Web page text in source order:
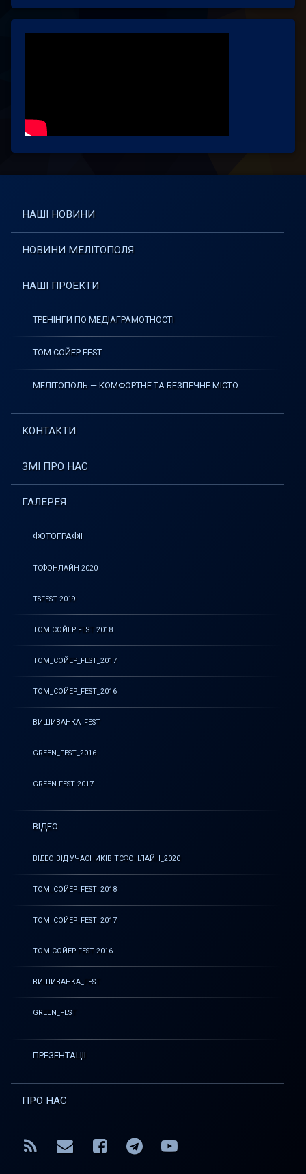
НАШІ НОВИНИ
НОВИНИ МЕЛІТОПОЛЯ
НАШІ ПРОЕКТИ
ТРЕНІНГИ ПО МЕДІАГРАМОТНОСТІ
ТОМ СОЙЕР FEST
МЕЛІТОПОЛЬ — КОМФОРТНЕ ТА БЕЗПЕЧНЕ МІСТО
КОНТАКТИ
ЗМІ ПРО НАС
ГАЛЕРЕЯ
ФОТОГРАФІЇ
ТСФОНЛАЙН 2020
TSFEST 2019
ТОМ СОЙЕР FEST 2018
ТОМ_СОЙЕР_FEST_2017
ТОМ_СОЙЕР_FEST_2016
ВИШИВАНКА_FEST
GREEN_FEST_2016
GREEN-FEST 2017
ВІДЕО
ВІДЕО ВІД УЧАСНИКІВ ТСФОНЛАЙН_2020
ТОМ_СОЙЕР_FEST_2018
ТОМ_СОЙЕР_FEST_2017
ТОМ СОЙЕР FEST 2016
ВИШИВАНКА_FEST
GREEN_FEST
ПРЕЗЕНТАЦІЇ
ПРО НАС
RSS E-mailFacebook
TelegramYouTube